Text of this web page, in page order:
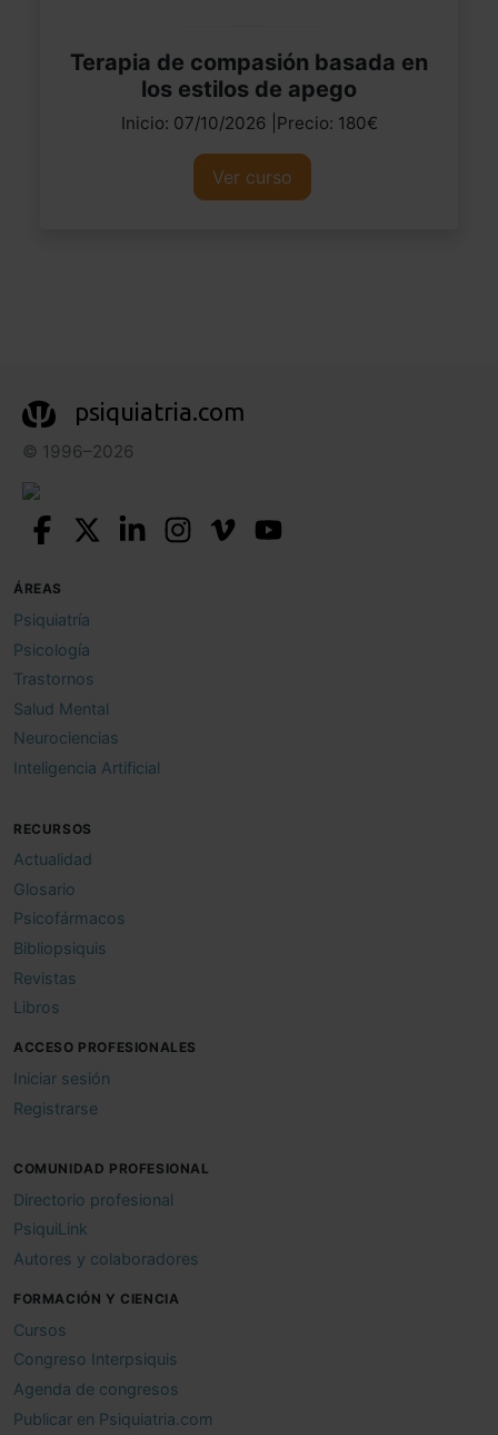
Terapia de compasión basada en
los estilos de apego
Inicio: 07/10/2026 |Precio: 180€
Ver curso
psiquiatria.com
© 1996–2026
ÁREAS
Psiquiatría
Psicología
Trastornos
Salud Mental
Neurociencias
Inteligencia Artificial
RECURSOS
Actualidad
Glosario
Psicofármacos
Bibliopsiquis
Revistas
Libros
ACCESO PROFESIONALES
Iniciar sesión
Registrarse
COMUNIDAD PROFESIONAL
Directorio profesional
PsiquiLink
Autores y colaboradores
FORMACIÓN Y CIENCIA
Cursos
Congreso Interpsiquis
Agenda de congresos
Publicar en Psiquiatria.com